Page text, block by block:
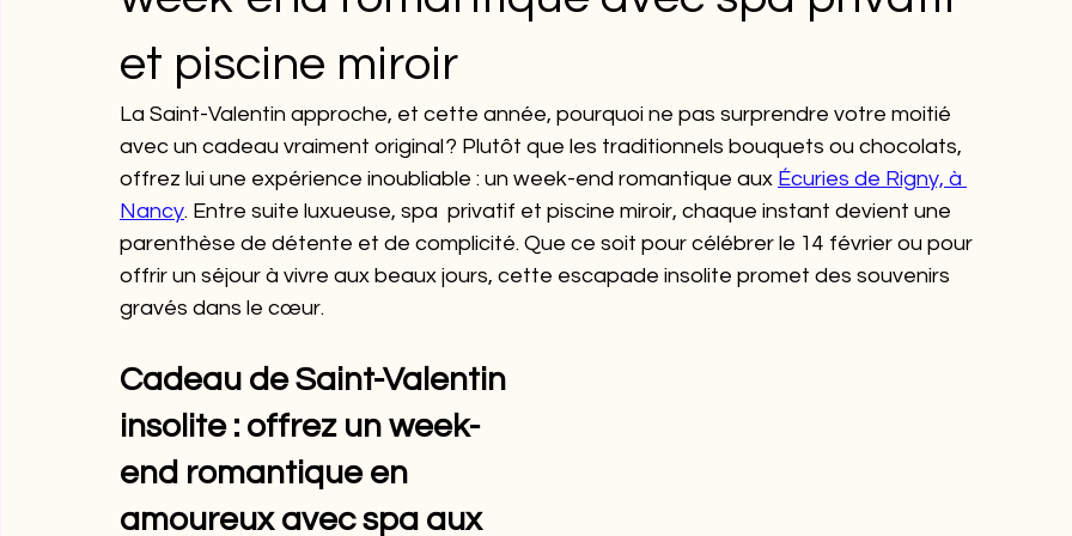
et piscine miroir
La Saint-Valentin approche, et cette année, pourquoi ne pas surprendre votre moitié
avec un cadeau vraiment original ? Plutôt que les traditionnels bouquets ou chocolats,
offrez lui une expérience inoubliable : un week-end romantique aux Écuries de Rigny, à
Nancy. Entre suite luxueuse, spa  privatif et piscine miroir, chaque instant devient une
parenthèse de détente et de complicité. Que ce soit pour célébrer le 14 février ou pour
offrir un séjour à vivre aux beaux jours, cette escapade insolite promet des souvenirs
gravés dans le cœur.
Cadeau de Saint-Valentin
insolite : offrez un week-
end romantique en
amoureux avec spa aux